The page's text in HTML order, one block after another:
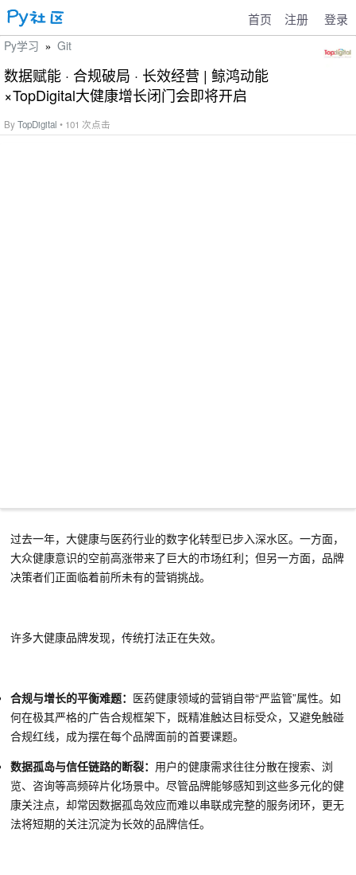
首页 注册 登录
Py学习 » Git
数据赋能 · 合规破局 · 长效经营 | 鲸鸿动能
×TopDigital大健康增长闭门会即将开启
ByTopDigital • 101 次点击
过去一年，大健康与医药行业的数字化转型已步入深水区。一方面，
大众健康意识的空前高涨带来了巨大的市场红利；但另一方面，品牌
决策者们正面临着前所未有的营销挑战。
许多大健康品牌发现，传统打法正在失效。
合规与增长的平衡难题： 医药健康领域的营销自带“严监管”属性。如
何在极其严格的广告合规框架下， 既精准触达目标受众，又避免触碰
合规红线，成为摆在每个品牌面前的首要课题。
数据孤岛与信任链路的断裂： 用户的健康需求往往分散在搜索、浏
览、咨询等高频碎片化场景中。尽管品牌能够感知到这些多元化的健
康关注点，却常因数据孤岛效应而难以串联成完整的服务闭环，更无
法将短期的关注沉淀为长效的品牌信任。